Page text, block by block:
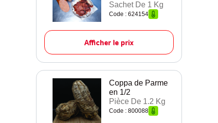
Sachet De 1 Kg
Code : 624154
Afficher le prix
Coppa de Parme
en 1/2
Pièce De 1.2 Kg
Code : 800088